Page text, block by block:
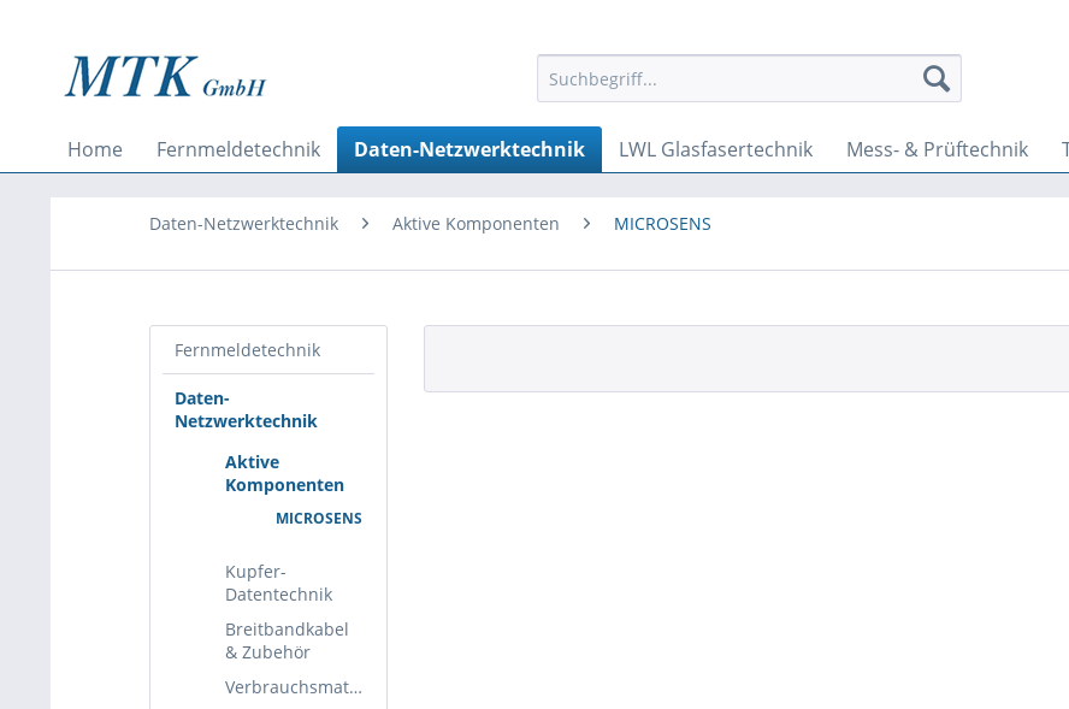
Home Fernmeldetechnik Daten-Netzwerktechnik LWL Glasfasertechnik Mess- & Prüftechnik
Daten-Netzwerktechnik Aktive Komponenten MICROSENS
Fernmeldetechnik
Daten-
Netzwerktechnik
Aktive
Komponenten
MICROSENS
Kupfer-
Datentechnik
Breitbandkabel
& Zubehör
Verbrauchsmaterial